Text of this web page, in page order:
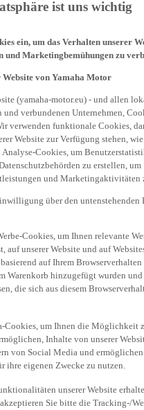
ein, um das Verhalten unserer
und Marketingbemühungen zu
und verbundenen Unternehmen,
verwenden funktionale Cookies,
Website zur Verfügung stehen,
Analyse-Cookies, um
zu erstellen, um
und Marketingaktivitäten
auf unserer Website und auf
auf Ihrem
Warenkorb hinzugefügt wurden
die sich aus diesem
Inhalte von unserer
von Social Media und
ihre eigenen Zwecke zu nutzen.
akzeptieren Sie bitte die Tracking-/
Wenn Sie diese Cookies